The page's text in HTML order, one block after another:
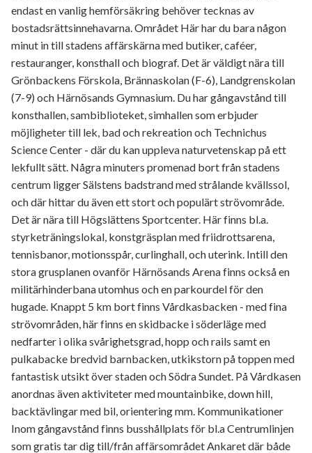
endast en vanlig hemförsäkring behöver tecknas av
bostadsrättsinnehavarna. Området Här har du bara någon
minut in till stadens affärskärna med butiker, caféer,
restauranger, konsthall och biograf. Det är väldigt nära till
Grönbackens Förskola, Brännaskolan (F-6), Landgrenskolan
(7-9) och Härnösands Gymnasium. Du har gångavstånd till
konsthallen, sambiblioteket, simhallen som erbjuder
möjligheter till lek, bad och rekreation och Technichus
Science Center - där du kan uppleva naturvetenskap på ett
lekfullt sätt. Några minuters promenad bort från stadens
centrum ligger Sälstens badstrand med strålande kvällssol,
och där hittar du även ett stort och populärt strövområde.
Det är nära till Högslättens Sportcenter. Här finns bl.a.
styrketräningslokal, konstgräsplan med friidrottsarena,
tennisbanor, motionsspår, curlinghall, och uterink. Intill den
stora grusplanen ovanför Härnösands Arena finns också en
militärhinderbana utomhus och en parkourdel för den
hugade. Knappt 5 km bort finns Vårdkasbacken - med fina
strövområden, här finns en skidbacke i söderläge med
nedfarter i olika svårighetsgrad, hopp och rails samt en
pulkabacke bredvid barnbacken, utkikstorn på toppen med
fantastisk utsikt över staden och Södra Sundet. På Vårdkasen
anordnas även aktiviteter med mountainbike, down hill,
backtävlingar med bil, orientering mm. Kommunikationer
Inom gångavstånd finns busshållplats för bl.a Centrumlinjen
som gratis tar dig till/från affärsområdet Ankaret där både